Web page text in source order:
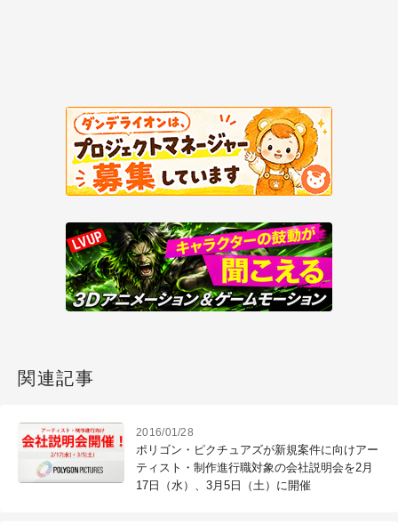
関連記事
2016/01/28
ポリゴン・ピクチュアズが新規案件に向けアー
ティスト・制作進行職対象の会社説明会を2月
17日（水）、3月5日（土）に開催